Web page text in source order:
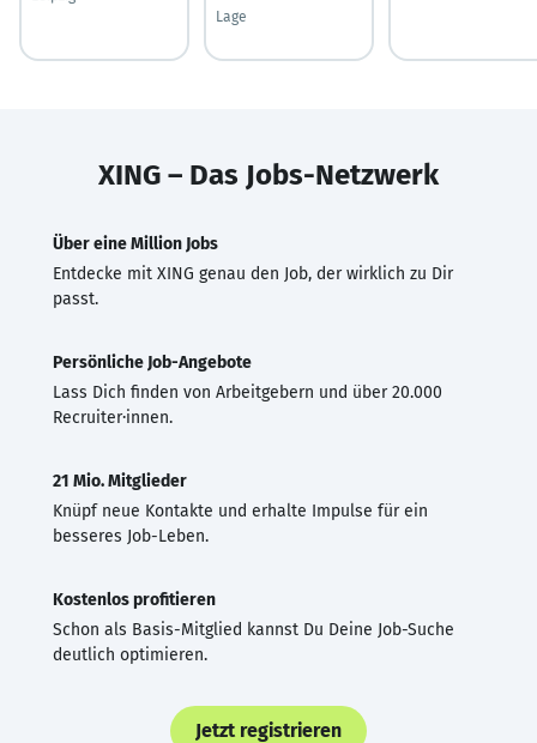
Lage
XING – Das Jobs-Netzwerk
Über eine Million Jobs
Entdecke mit XING genau den Job, der wirklich zu Dir
passt.
Persönliche Job-Angebote
Lass Dich finden von Arbeitgebern und über 20.000
Recruiter·innen.
21 Mio. Mitglieder
Knüpf neue Kontakte und erhalte Impulse für ein
besseres Job-Leben.
Kostenlos profitieren
Schon als Basis-Mitglied kannst Du Deine Job-Suche
deutlich optimieren.
Jetzt registrieren